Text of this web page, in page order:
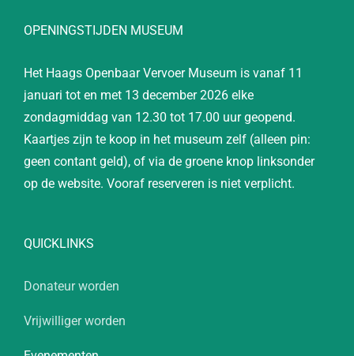
OPENINGSTIJDEN MUSEUM
Het Haags Openbaar Vervoer Museum is vanaf 11
januari tot en met 13 december 2026 elke
zondagmiddag van 12.30 tot 17.00 uur geopend.
Kaartjes zijn te koop in het museum zelf (alleen pin:
geen contant geld), of via de groene knop linksonder
op de website. Vooraf reserveren is niet verplicht.
QUICKLINKS
Donateur worden
Vrijwilliger worden